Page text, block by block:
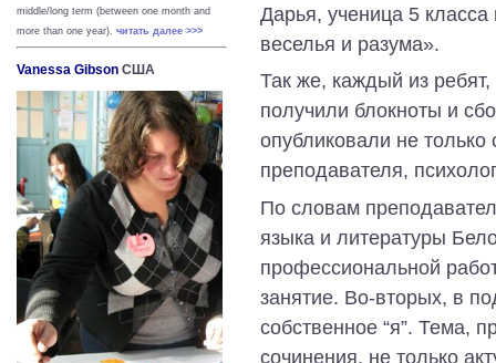
middle/long term (between one month and
more than one year). читать далее >>>
Vanessa Gibson США
Дарья, ученица 5
веселья и разума».
Так же, каждый из
получили блокноты и
опубликовали не
преподавателя,
По словам
языка и литературы
профессиональной
занятие. Во-вторых, в
собственное “я”. Тема,
сочинения, не только